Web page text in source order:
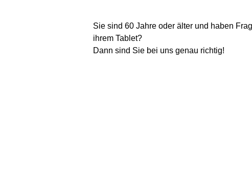
Sie sind 60 Jahre oder älter und haben
ihrem Tablet?
Dann sind Sie bei uns genau richtig!